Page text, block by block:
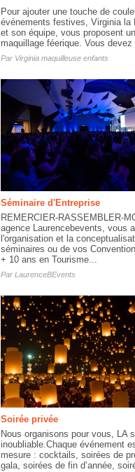
Pour ajouter une touche de
événements festives, Virginia la
et son équipe, vous proposent
maquillage féerique. Vous
Par Virginia maquilleuse enfants
Séminaire d'Entreprise
REMERCIER-RASSEMBLER-
agence Laurencebevents, vous
l'organisation et la
séminaires ou de vos
+ 10 ans en Tourisme...
Par LaurenceBEvents
Soirée privée
Nous organisons pour vous, LA
inoubliable.Chaque événement
mesure : cocktails, soirées de
gala, soirées de fin d’année,